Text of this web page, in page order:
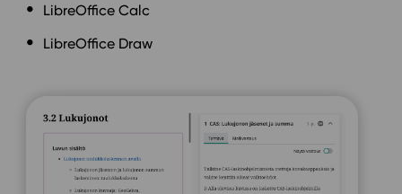
LibreOffice Calc
LibreOffice Draw